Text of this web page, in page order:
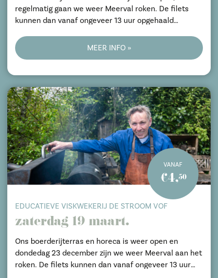
regelmatig gaan we weer Meerval roken. De filets
kunnen dan vanaf ongeveer 13 uur opgehaald
Volg wel de aanwijzingen ter plekke.
MEER INFO »
VANAF
€4,50
EDUCATIEVE VISKWEKERIJ DE STROOM VOF
zaterdag 19 maart.
Ons boerderijterras en horeca is weer open en
dondedag 23 december zijn we weer Meerval aan het
roken. De filets kunnen dan vanaf ongeveer 13 uur